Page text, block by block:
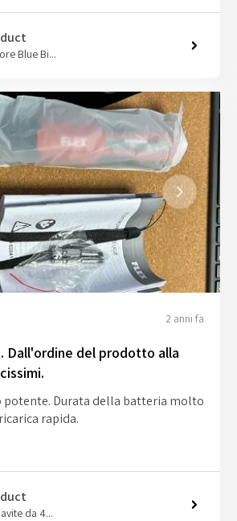
Blue Bi...
2 anni fa
del prodotto alla
potente. Durata della batteria molto
rapida.
da 4...